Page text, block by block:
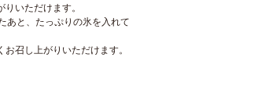
いただけます。
あと、たっぷりの氷を入れて
召し上がりいただけます。